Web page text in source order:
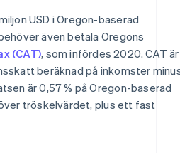
USD i Oregon-baserad
även betala Oregons
(CAT), som infördes 2020. CAT är
beräknad på inkomster
är 0,57 % på Oregon-baserad
tröskelvärdet, plus ett fast